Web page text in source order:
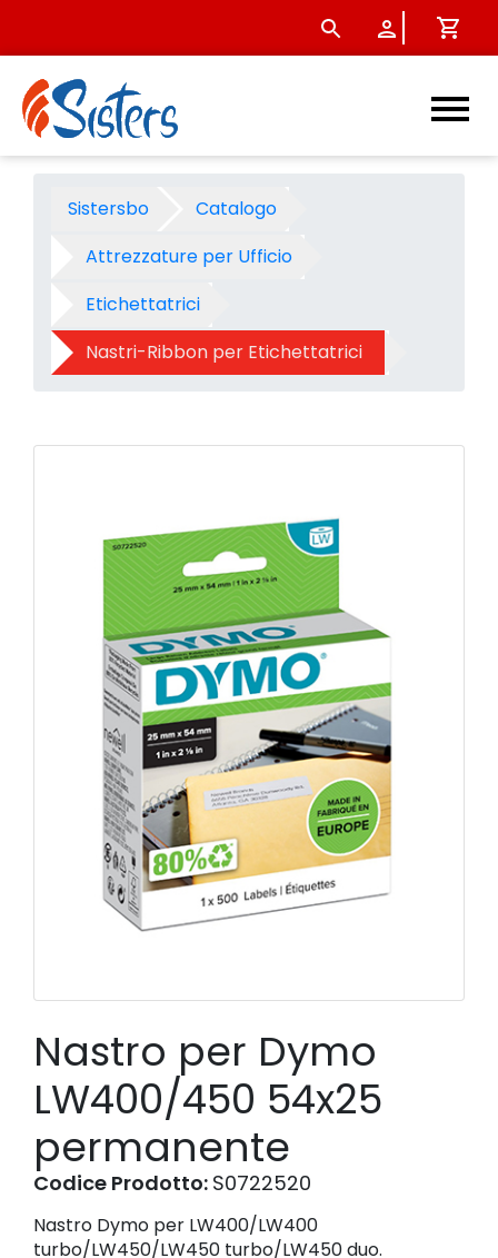
Nastro per Dymo LW400/
Sistersbo
Catalogo
Attrezzature per Ufficio
Etichettatrici
Nastri-Ribbon per Etichettatrici
Nastro per Dymo
LW400/450 54x25
permanente
Codice Prodotto: S0722520
Nastro Dymo per LW400/LW400
turbo/LW450/LW450 turbo/LW450 duo.